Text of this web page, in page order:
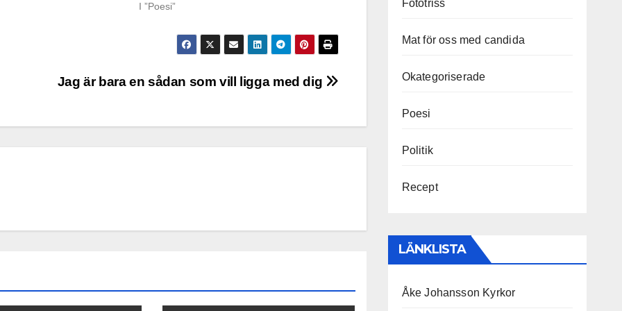
I ”Poesi”
Jag är bara en sådan som vill ligga med dig
Fototriss
Mat för oss med candida
Okategoriserade
Poesi
Politik
Recept
LÄNKLISTA
Åke Johansson Kyrkor